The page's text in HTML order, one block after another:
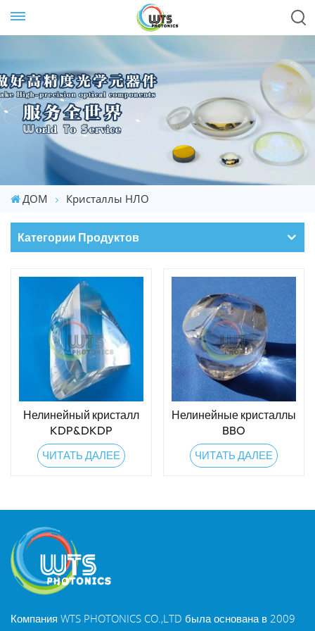
ДОМ Кристаллы НЛО
Категории Продуктов
Нелинейный кристалл
KDP&DKDP
ЧИТАТЬ ДАЛЕЕ
Нелинейные кристаллы
BBO
ЧИТАТЬ ДАЛЕЕ
Компания WTS PHOTONICS CO.,LTD была основана в 2009